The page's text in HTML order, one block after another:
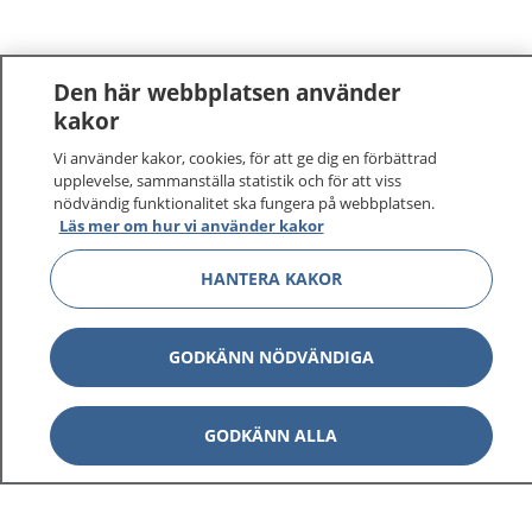
1177–tryggt om din hälsa och vård
På 1177.se får du råd om hälsa och information om
sjukdomar och vilka mottagningar du kan kontakta.
Logga in för att läsa din journal och göra dina
vårdärenden. Ring telefonnummer 1177 för
sjukvårdsrådgivning dygnet runt.
1177 ger dig råd när du vill må bättre.
Den här webbplatsen använder
kakor
Vi använder kakor, cookies, för att ge dig en förbättrad
upplevelse, sammanställa statistik och för att viss
nödvändig funktionalitet ska fungera på webbplatsen.
Läs mer om hur vi använder kakor
HANTERA KAKOR
GODKÄNN NÖDVÄNDIGA
GODKÄNN ALLA